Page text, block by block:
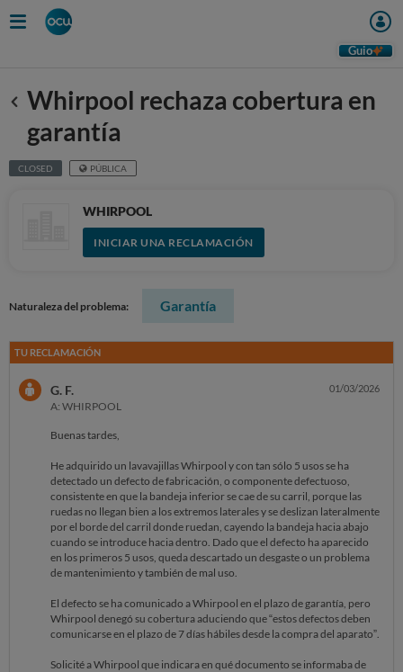
Guio
Anterior
Whirpool rechaza cobertura en
garantía
CLOSED PÚBLICA
WHIRPOOL
INICIAR UNA RECLAMACIÓN
Naturaleza del problema: Garantía
TU RECLAMACIÓN
G. F.
A: WHIRPOOL
01/03/2026
Buenas tardes,
He adquirido un lavavajillas Whirpool y con tan sólo 5 usos se ha
detectado un defecto de fabricación, o componente defectuoso,
consistente en que la bandeja inferior se cae de su carril, porque las
ruedas no llegan bien a los extremos laterales y se deslizan lateralmente
por el borde del carril donde ruedan, cayendo la bandeja hacia abajo
cuando se introduce hacia dentro. Dado que el defecto ha aparecido
en los primeros 5 usos, queda descartado un desgaste o un problema
de mantenimiento y también de mal uso.
El defecto se ha comunicado a Whirpool en el plazo de garantía, pero
Whirpool denegó su cobertura aduciendo que “estos defectos deben
comunicarse en el plazo de 7 días hábiles desde la compra del aparato”.
Solicité a Whirpool que indicara en qué documento se informaba de